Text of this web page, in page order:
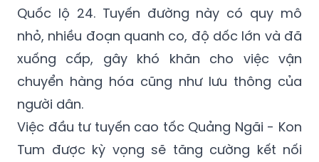
Quốc lộ 24. Tuyến đường này có quy mô
nhỏ, nhiều đoạn quanh co, độ dốc lớn và đã
xuống cấp, gây khó khăn cho việc vận
chuyển hàng hóa cũng như lưu thông của
người dân.
Việc đầu tư tuyến cao tốc Quảng Ngãi - Kon
Tum được kỳ vọng sẽ tăng cường kết nối